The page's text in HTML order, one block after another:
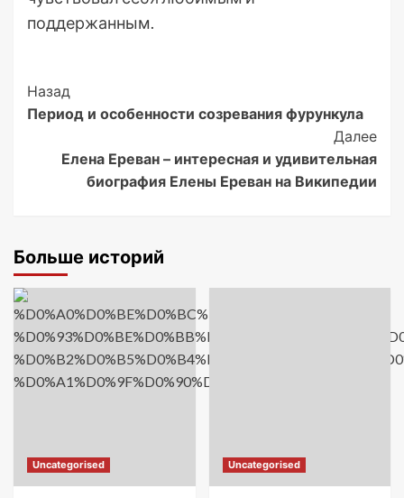
поддержанным.
Post
Navigation
Назад
Период и особенности созревания фурункула
Далее
Елена Ереван – интересная и удивительная
биография Елены Ереван на Википедии
Больше историй
Uncategorised Uncategorised